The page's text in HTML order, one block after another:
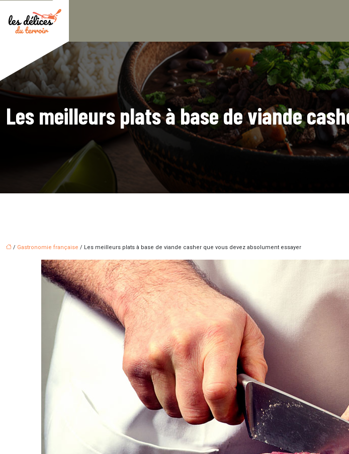
Les meilleurs plats à base de viande
/ Gastronomie française / Les meilleurs plats à base de viande casher que vous devez absolument essayer